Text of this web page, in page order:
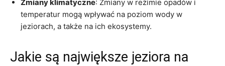
Zmiany klimatyczne: Zmiany w reżimie opadów i
temperatur mogą wpływać na poziom wody w
jeziorach, a także na ich ekosystemy.
Jakie są największe jeziora na